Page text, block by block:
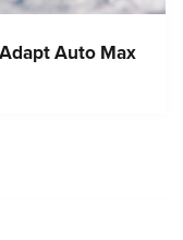
Auto Max